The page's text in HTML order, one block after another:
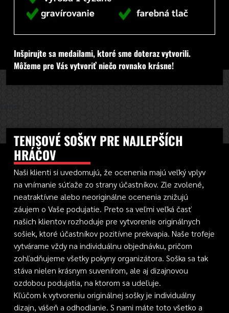
Inšpirujte sa medailami, ktoré sme doteraz vytvorili.
Môžeme pre Vás vytvoriť niečo rovnako krásne!
TENISOVÉ SOŠKY PRE NAJLEPŠÍCH
HRÁČOV
Naši klienti si uvedomujú, že ocenenia majú veľký vplyv
na vnímanie súťaže zo strany účastníkov. Zle zvolené,
neatraktívne alebo neoriginálne ocenenia znižujú
záujem o Vaše podujatie. Preto sa veľmi veľká časť
našich klientov rozhoduje pre vytvorenie originálnych
sošiek, ktoré účastníkov pozitívne prekvapia. Naše trofeje
vytvárame vždy na individuálnu objednávku, pričom
zohľadňujeme všetky pokyny organizátora. Soška sa tak
stáva nielen krásnym suvenírom, ale aj dizajnovou
ozdobou podujatia, na ktorom sa udeľuje.
Kľúčom k vytvoreniu originálnej sošky je individuálny
dizajn, vášeň a odhodlanie. S nami máte toto všetko a